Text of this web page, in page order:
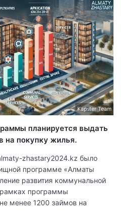
Kapster Team
планируется выдать
на покупку жилья.
zhastary2024.kz было
программе «Алматы
развития коммунальной
программы
менее 1200 займов на